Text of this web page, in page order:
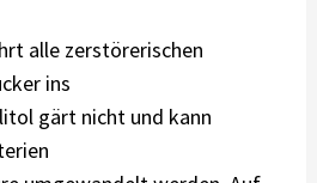
alle zerstörerischen
ins
gärt nicht und kann